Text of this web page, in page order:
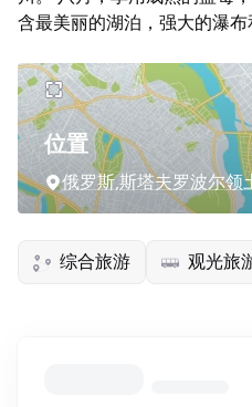
含最美丽的湖泊，强大的瀑布
位置
俄罗斯,斯塔夫罗波尔
综合旅游 观光旅